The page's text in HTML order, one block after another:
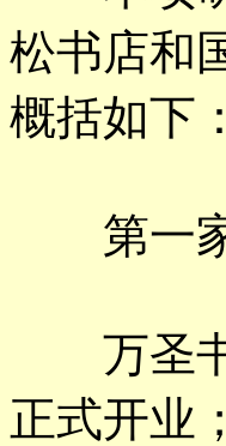
松书店和
概括如下：
第一家
万圣书
正式开业